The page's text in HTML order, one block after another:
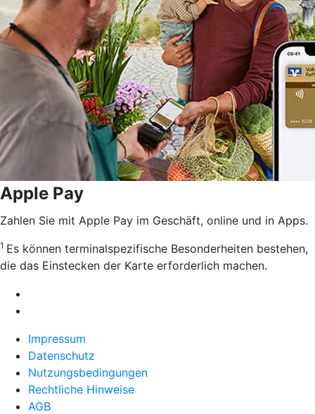
Apple Pay
Zahlen Sie mit Apple Pay im Geschäft, online und in Apps.
1 Es können terminalspezifische Besonderheiten bestehen,
die das Einstecken der Karte erforderlich machen.
Impressum
Datenschutz
Nutzungsbedingungen
Rechtliche Hinweise
AGB